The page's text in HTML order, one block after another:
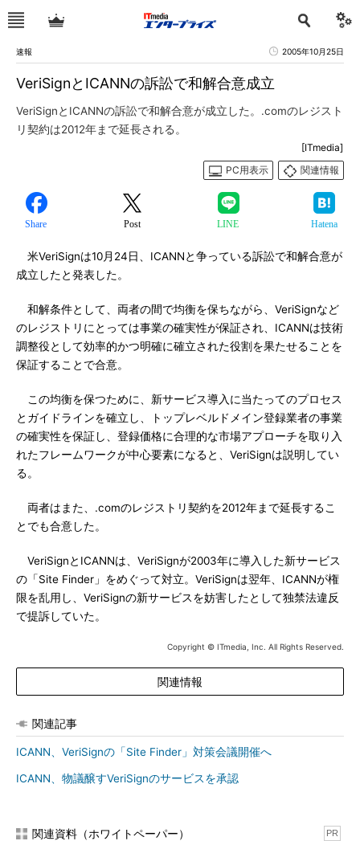
速報 2005年10月25日
VeriSignとICANNの訴訟で和解合意成立
VeriSignとICANNの訴訟で和解合意が成立した。.comのレジスト
リ契約は2012年まで延長される。
[ITmedia]
PC用表示
関連情報
Share Post LINE Hatena
米VeriSignは10月24日、ICANNと争っている訴訟で和解合意が
成立したと発表した。
和解条件として、両者の間で均衡を保ちながら、VeriSignなど
のレジストリにとっては事業の確実性が保証され、ICANNは技術
調整役として効率的かつ明確に確立された役割を果たせることを
保証することで合意。
この均衡を保つために、新サービス導入に当たってのプロセス
とガイドラインを確立し、トップレベルドメイン登録業者の事業
の確実性を保証し、登録価格に合理的な市場アプローチを取り入
れたフレームワークが中心要素になると、VeriSignは説明してい
る。
両者はまた、.comのレジストリ契約を2012年まで延長するこ
とでも合意した。
VeriSignとICANNは、VeriSignが2003年に導入した新サービス
の「Site Finder」をめぐって対立。VeriSignは翌年、ICANNが権
限を乱用し、VeriSignの新サービスを妨害したとして独禁法違反
で提訴していた。
Copyright © ITmedia, Inc. All Rights Reserved.
関連情報
関連記事
ICANN、VeriSignの「Site Finder」対策会議開催へ
ICANN、物議醸すVeriSignのサービスを承認
関連資料（ホワイトペーパー） PR